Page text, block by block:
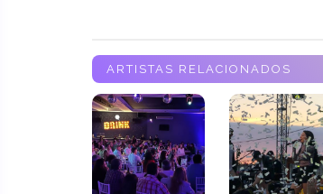
ARTISTAS RELACIONADOS